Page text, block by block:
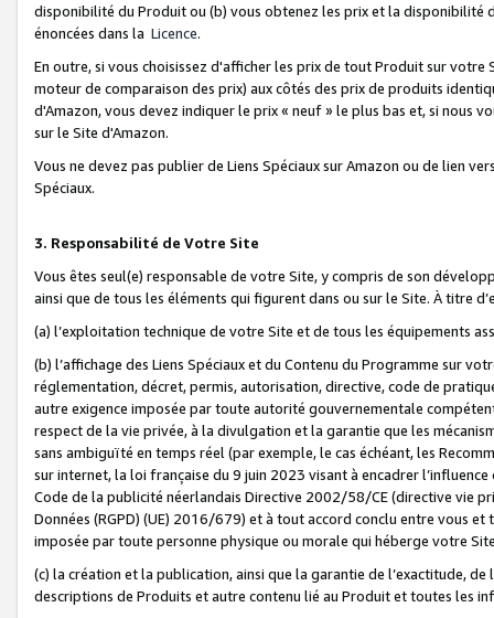
disponibilité du Produit ou (b) vous obtenez les prix et la disponibilité
énoncées dans la Licence.
En outre, si vous choisissez d'afficher les prix de tout Produit sur
moteur de comparaison des prix) aux côtés des prix de produits
d'Amazon, vous devez indiquer le prix « neuf » le plus bas et, si nous
sur le Site d'Amazon.
Vous ne devez pas publier de Liens Spéciaux sur Amazon ou de lien
Spéciaux.
3. Responsabilité de Votre Site
Vous êtes seul(e) responsable de votre Site, y compris de son
ainsi que de tous les éléments qui figurent dans ou sur le Site. À titre
(a) l’exploitation technique de votre Site et de tous les équipements
(b) l’affichage des Liens Spéciaux et du Contenu du Programme sur
réglementation, décret, permis, autorisation, directive, code de
autre exigence imposée par toute autorité gouvernementale
respect de la vie privée, à la divulgation et la garantie que les
sans ambiguïté en temps réel (par exemple, le cas échéant, les
sur internet, la loi française du 9 juin 2023 visant à encadrer
Code de la publicité néerlandais Directive 2002/58/CE (directive vie
Données (RGPD) (UE) 2016/679) et à tout accord conclu entre vous
imposée par toute personne physique ou morale qui héberge votre
(c) la création et la publication, ainsi que la garantie de l’exactitude,
descriptions de Produits et autre contenu lié au Produit et toutes les